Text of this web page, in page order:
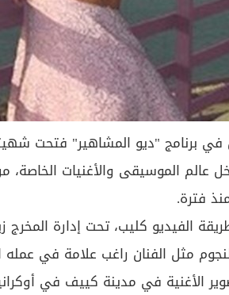
في برنامج "ديو المشاهير" فتحت
عالم الموسيقى والأغنيات الخاصة،
فترة.
الفيديو كليب، تحت إدارة المخرج
مثل الفنان راغب علامة في عمله
الأغنية في مدينة كييف في